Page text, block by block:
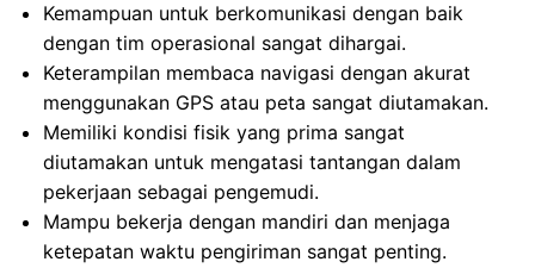
Kemampuan untuk berkomunikasi dengan baik
dengan tim operasional sangat dihargai.
Keterampilan membaca navigasi dengan akurat
menggunakan GPS atau peta sangat diutamakan.
Memiliki kondisi fisik yang prima sangat
diutamakan untuk mengatasi tantangan dalam
pekerjaan sebagai pengemudi.
Mampu bekerja dengan mandiri dan menjaga
ketepatan waktu pengiriman sangat penting.